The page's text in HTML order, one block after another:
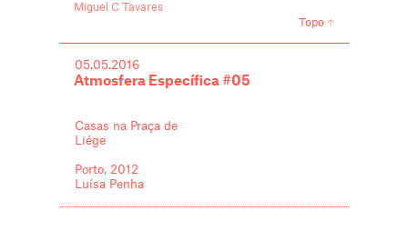
Miguel C Tavares
Topo
05.05.2016
Atmosfera Específica #05
Casas na Praça de
Liége
Porto, 2012
Luísa Penha